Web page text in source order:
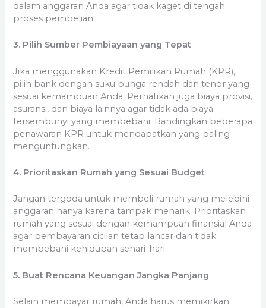
dalam anggaran Anda agar tidak kaget di tengah
proses pembelian.
3. Pilih Sumber Pembiayaan yang Tepat
Jika menggunakan Kredit Pemilikan Rumah (KPR),
pilih bank dengan suku bunga rendah dan tenor yang
sesuai kemampuan Anda. Perhatikan juga biaya provisi,
asuransi, dan biaya lainnya agar tidak ada biaya
tersembunyi yang membebani. Bandingkan beberapa
penawaran KPR untuk mendapatkan yang paling
menguntungkan.
4. Prioritaskan Rumah yang Sesuai Budget
Jangan tergoda untuk membeli rumah yang melebihi
anggaran hanya karena tampak menarik. Prioritaskan
rumah yang sesuai dengan kemampuan finansial Anda
agar pembayaran cicilan tetap lancar dan tidak
membebani kehidupan sehari-hari.
5. Buat Rencana Keuangan Jangka Panjang
Selain membayar rumah, Anda harus memikirkan